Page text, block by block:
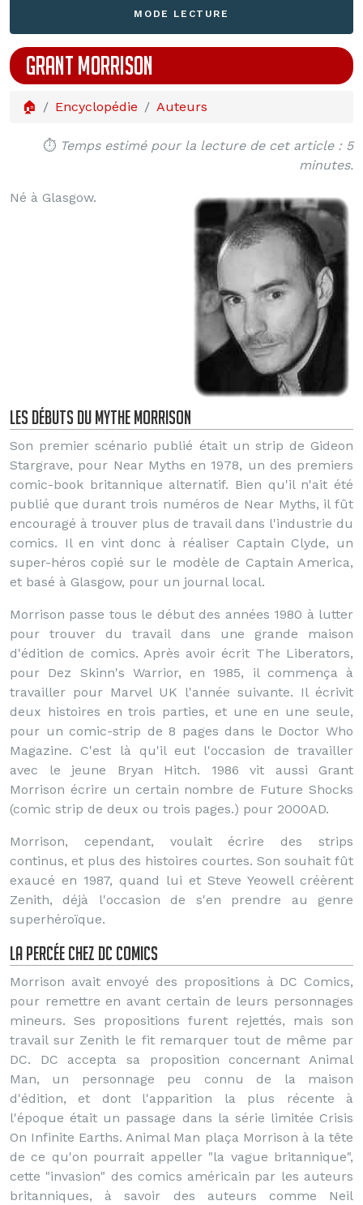
MODE LECTURE
GRANT MORRISON
🏠 Encyclopédie Auteurs
⏱️ Temps estimé pour la lecture de cet article : 5
minutes.
Né à Glasgow.
Les débuts du mythe Morrison
Son premier scénario publié était un strip de Gideon
Stargrave, pour Near Myths en 1978, un des premiers
comic-book britannique alternatif. Bien qu'il n'ait été
publié que durant trois numéros de Near Myths, il fût
encouragé à trouver plus de travail dans l'industrie du
comics. Il en vint donc à réaliser Captain Clyde, un
super-héros copié sur le modèle de Captain America,
et basé à Glasgow, pour un journal local.
Morrison passe tous le début des années 1980 à lutter
pour trouver du travail dans une grande maison
d'édition de comics. Après avoir écrit The Liberators,
pour Dez Skinn's Warrior, en 1985, il commença à
travailler pour Marvel UK l'année suivante. Il écrivit
deux histoires en trois parties, et une en une seule,
pour un comic-strip de 8 pages dans le Doctor Who
Magazine. C'est là qu'il eut l'occasion de travailler
avec le jeune Bryan Hitch. 1986 vit aussi Grant
Morrison écrire un certain nombre de Future Shocks
(comic strip de deux ou trois pages.) pour 2000AD.
Morrison, cependant, voulait écrire des strips
continus, et plus des histoires courtes. Son souhait fût
exaucé en 1987, quand lui et Steve Yeowell créèrent
Zenith, déjà l'occasion de s'en prendre au genre
superhéroïque.
La percée chez DC COMICS
Morrison avait envoyé des propositions à DC Comics,
pour remettre en avant certain de leurs personnages
mineurs. Ses propositions furent rejettés, mais son
travail sur Zenith le fit remarquer tout de même par
DC. DC accepta sa proposition concernant Animal
Man, un personnage peu connu de la maison
d'édition, et dont l'apparition la plus récente à
l'époque était un passage dans la série limitée Crisis
On Infinite Earths. Animal Man plaça Morrison à la tête
de ce qu'on pourrait appeller "la vague britannique",
cette "invasion" des comics américain par les auteurs
britanniques, à savoir des auteurs comme Neil